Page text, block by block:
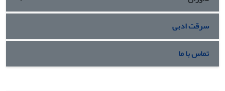
سرقت ادبی
تماس با ما